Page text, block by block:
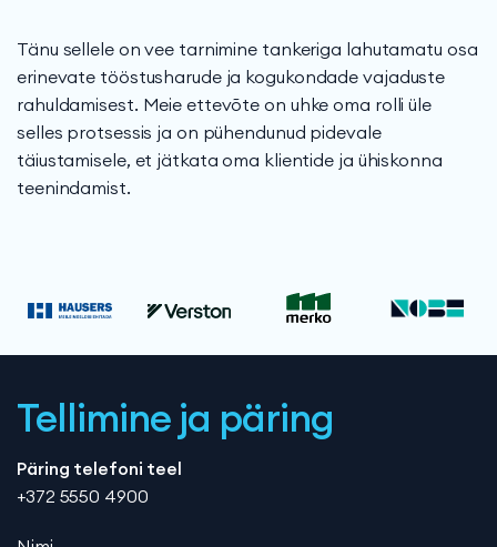
Tänu sellele on vee tarnimine tankeriga lahutamatu osa
erinevate tööstusharude ja kogukondade vajaduste
rahuldamisest. Meie ettevõte on uhke oma rolli üle
selles protsessis ja on pühendunud pidevale
täiustamisele, et jätkata oma klientide ja ühiskonna
teenindamist.
Tellimine ja päring
Päring telefoni teel
+372 5550 4900